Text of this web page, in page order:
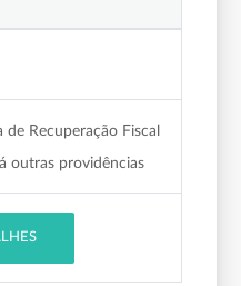
Recuperação Fiscal
outras providências